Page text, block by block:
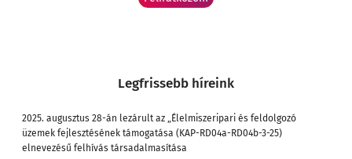
Legfrissebb híreink
2025. augusztus 28-án lezárult az „Élelmiszeripari és feldolgozó
üzemek fejlesztésének támogatása (KAP-RD04a-RD04b-3-25)
elnevezésű felhívás társadalmasítása